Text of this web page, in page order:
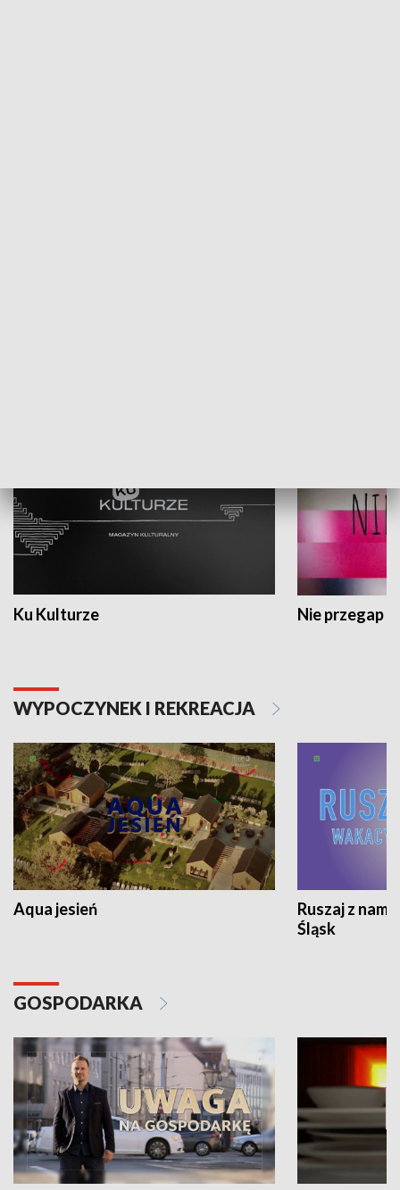
Ku Kulturze Nie przegap
WYPOCZYNEK I REKREACJA
Aqua jesień
Ruszaj z
Śląsk
GOSPODARKA